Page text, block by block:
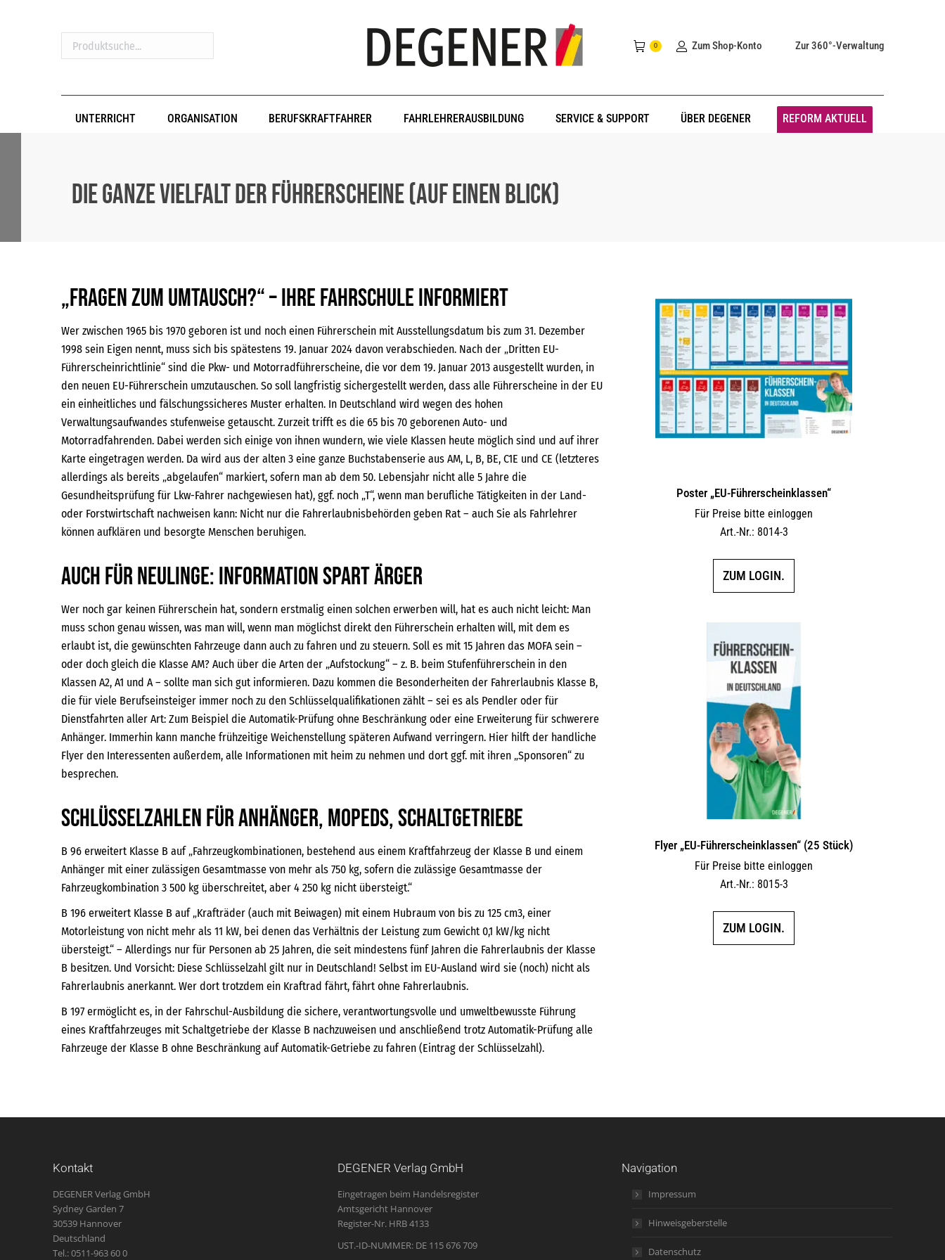
Produktsuche...
0 Zum Shop-Konto Zur 360°-Verwaltung
UNTERRICHT ORGANISATION BERUFSKRAFTFAHRER FAHRLEHRERAUSBILDUNG SERVICE & SUPPORT ÜBER DEGENER REFORM AKTUELL
Die ganze Vielfalt der Führerscheine (auf einen Blick)
„Fragen zum Umtausch?“ – Ihre Fahrschule informiert
Wer zwischen 1965 bis 1970 geboren ist und noch einen Führerschein mit Ausstellungsdatum bis zum 31. Dezember
1998 sein Eigen nennt, muss sich bis spätestens 19. Januar 2024 davon verabschieden. Nach der „Dritten EU-
Führerscheinrichtlinie“ sind die Pkw- und Motorradführerscheine, die vor dem 19. Januar 2013 ausgestellt wurden, in
den neuen EU-Führerschein umzutauschen. So soll langfristig sichergestellt werden, dass alle Führerscheine in der EU
ein einheitliches und fälschungssicheres Muster erhalten. In Deutschland wird wegen des hohen
Verwaltungsaufwandes stufenweise getauscht. Zurzeit trifft es die 65 bis 70 geborenen Auto- und
Motorradfahrenden. Dabei werden sich einige von ihnen wundern, wie viele Klassen heute möglich sind und auf ihrer
Karte eingetragen werden. Da wird aus der alten 3 eine ganze Buchstabenserie aus AM, L, B, BE, C1E und CE (letzteres
allerdings als bereits „abgelaufen“ markiert, sofern man ab dem 50. Lebensjahr nicht alle 5 Jahre die
Gesundheitsprüfung für Lkw-Fahrer nachgewiesen hat), ggf. noch „T“, wenn man berufliche Tätigkeiten in der Land-
oder Forstwirtschaft nachweisen kann: Nicht nur die Fahrerlaubnisbehörden geben Rat – auch Sie als Fahrlehrer
können aufklären und besorgte Menschen beruhigen.
Auch für Neulinge: Information spart Ärger
Wer noch gar keinen Führerschein hat, sondern erstmalig einen solchen erwerben will, hat es auch nicht leicht: Man
muss schon genau wissen, was man will, wenn man möglichst direkt den Führerschein erhalten will, mit dem es
erlaubt ist, die gewünschten Fahrzeuge dann auch zu fahren und zu steuern. Soll es mit 15 Jahren das MOFA sein –
oder doch gleich die Klasse AM? Auch über die Arten der „Aufstockung“ – z. B. beim Stufenführerschein in den
Klassen A2, A1 und A – sollte man sich gut informieren. Dazu kommen die Besonderheiten der Fahrerlaubnis Klasse B,
die für viele Berufseinsteiger immer noch zu den Schlüsselqualifikationen zählt – sei es als Pendler oder für
Dienstfahrten aller Art: Zum Beispiel die Automatik-Prüfung ohne Beschränkung oder eine Erweiterung für schwerere
Anhänger. Immerhin kann manche frühzeitige Weichenstellung späteren Aufwand verringern. Hier hilft der handliche
Flyer den Interessenten außerdem, alle Informationen mit heim zu nehmen und dort ggf. mit ihren „Sponsoren“ zu
besprechen.
Schlüsselzahlen für Anhänger, Mopeds, Schaltgetriebe
B 96 erweitert Klasse B auf „Fahrzeugkombinationen, bestehend aus einem Kraftfahrzeug der Klasse B und einem
Anhänger mit einer zulässigen Gesamtmasse von mehr als 750 kg, sofern die zulässige Gesamtmasse der
Fahrzeugkombination 3 500 kg überschreitet, aber 4 250 kg nicht übersteigt.“
B 196 erweitert Klasse B auf „Krafträder (auch mit Beiwagen) mit einem Hubraum von bis zu 125 cm3, einer
Motorleistung von nicht mehr als 11 kW, bei denen das Verhältnis der Leistung zum Gewicht 0,1 kW/kg nicht
übersteigt.“ – Allerdings nur für Personen ab 25 Jahren, die seit mindestens fünf Jahren die Fahrerlaubnis der Klasse
B besitzen. Und Vorsicht: Diese Schlüsselzahl gilt nur in Deutschland! Selbst im EU-Ausland wird sie (noch) nicht als
Fahrerlaubnis anerkannt. Wer dort trotzdem ein Kraftrad fährt, fährt ohne Fahrerlaubnis.
B 197 ermöglicht es, in der Fahrschul-Ausbildung die sichere, verantwortungsvolle und umweltbewusste Führung
eines Kraftfahrzeuges mit Schaltgetriebe der Klasse B nachzuweisen und anschließend trotz Automatik-Prüfung alle
Fahrzeuge der Klasse B ohne Beschränkung auf Automatik-Getriebe zu fahren (Eintrag der Schlüsselzahl).
Poster „EU-Führerscheinklassen“
Für Preise bitte einloggen
Art.-Nr.: 8014-3
ZUM LOGIN.
Flyer „EU-Führerscheinklassen“ (25 Stück)
Für Preise bitte einloggen
Art.-Nr.: 8015-3
ZUM LOGIN.
Kontakt
DEGENER Verlag GmbH
Sydney Garden 7
30539 Hannover
Deutschland
Tel.: 0511-963 60 0
DEGENER Verlag GmbH
Eingetragen beim Handelsregister
Amtsgericht Hannover
Register-Nr. HRB 4133
UST.-ID-NUMMER: DE 115 676 709
Navigation
Impressum
Hinweisgeberstelle
Datenschutz